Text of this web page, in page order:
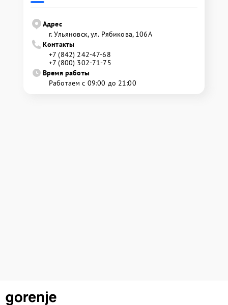
Адрес
г. Ульяновск, ул. Рябикова, 106А
Контакты
+7 (842) 242-47-68
+7 (800) 302-71-75
Время работы
Работаем с 09:00 до 21:00